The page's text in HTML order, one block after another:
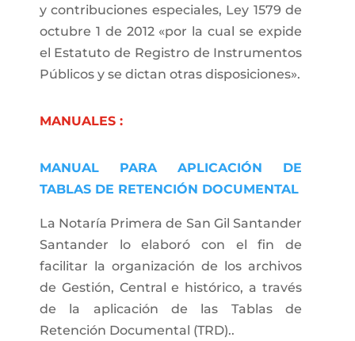
y contribuciones especiales, Ley 1579 de
octubre 1 de 2012 «por la cual se expide
el Estatuto de Registro de Instrumentos
Públicos y se dictan otras disposiciones».
MANUALES :
MANUAL PARA APLICACIÓN DE
TABLAS DE RETENCIÓN DOCUMENTAL
La Notaría Primera de San Gil Santander
Santander lo elaboró con el fin de
facilitar la organización de los archivos
de Gestión, Central e histórico, a través
de la aplicación de las Tablas de
Retención Documental (TRD)..